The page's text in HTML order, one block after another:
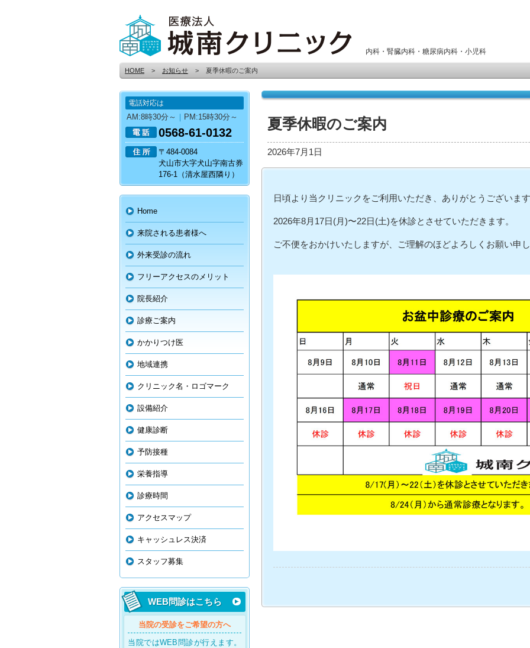
内科・腎臓内科・糖尿病内科・小児科
HOME > お知らせ > 夏季休暇のご案内
電話対応は
AM:8時30分～ ｜ PM:15時30分～
0568-61-0132
〒484-0084
犬山市大字犬山字南古券
176-1（清水屋西隣り）
夏季休暇のご案内
2026年7月1日
日頃より当クリニックをご利用いただき、ありがとうございま
2026年8月17日(月)〜22日(土)を休診とさせていただきます。
ご不便をおかけいたしますが、ご理解のほどよろしくお願い申
Home
来院される患者様へ
外来受診の流れ
フリーアクセスのメリット
院長紹介
診療ご案内
かかりつけ医
地域連携
クリニック名・ロゴマーク
設備紹介
健康診断
予防接種
栄養指導
診療時間
アクセスマップ
キャッシュレス決済
スタッフ募集
WEB問診はこちら
当院の受診をご希望の方へ
当院ではWEB問診が行えます。